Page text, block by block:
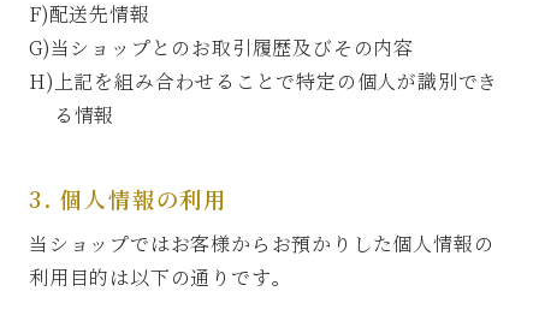
F)配送先情報
G)当ショップとのお取引履歴及びその内容
H)上記を組み合わせることで特定の個人が識別でき
る情報
3. 個人情報の利用
当ショップではお客様からお預かりした個人情報の
利用目的は以下の通りです。